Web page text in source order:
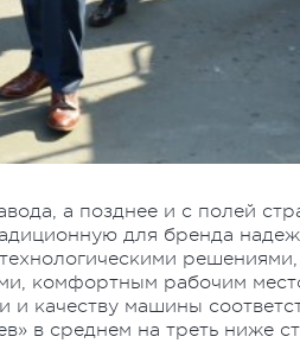
а позднее и с полей
для бренда
комфортным рабочим
и качеству машины
в среднем на треть ниже